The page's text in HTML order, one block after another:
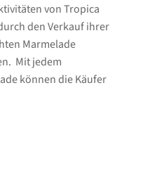
von Tropica
den Verkauf ihrer
Marmelade
Mit jedem
können die Käufer